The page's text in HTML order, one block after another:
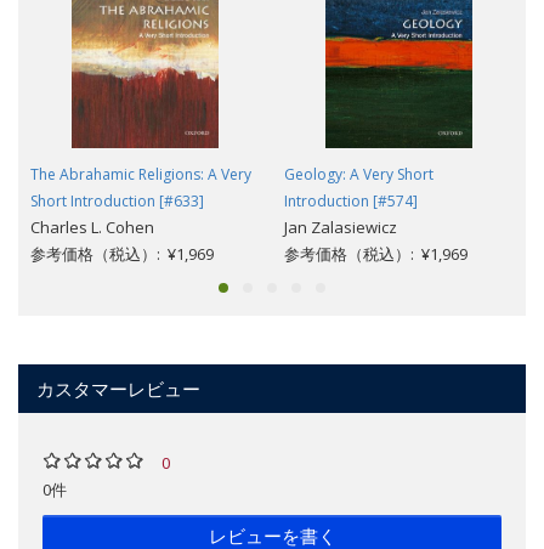
The Abrahamic Religions: A Very
Short Introduction [#633]
Charles L. Cohen
参考価格（税込）: ¥1,969
Geology: A Very Short
Introduction [#574]
Jan Zalasiewicz
参考価格（税込）: ¥1,969
カスタマーレビュー
0
0件
レビューを書く